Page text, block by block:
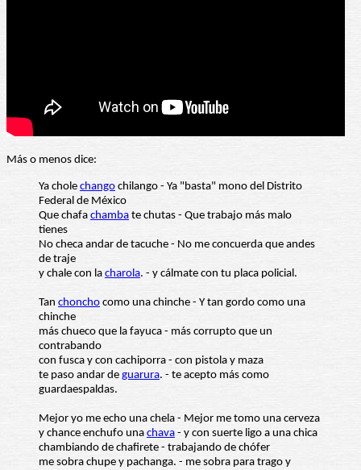
Más o menos dice:
Ya chole chango chilango - Ya "basta" mono del Distrito
Federal de México
Que chafa chamba te chutas - Que trabajo más malo
tienes
No checa andar de tacuche - No me concuerda que andes
de traje
y chale con la charola. - y cálmate con tu placa policial.
Tan choncho como una chinche - Y tan gordo como una
chinche
más chueco que la fayuca - más corrupto que un
contrabando
con fusca y con cachiporra - con pistola y maza
te paso andar de guarura. - te acepto más como
guardaespaldas.
Mejor yo me echo una chela - Mejor me tomo una cerveza
y chance enchufo una chava - y con suerte ligo a una chica
chambiando de chafirete - trabajando de chófer
me sobra chupe y pachanga. - me sobra para trago y